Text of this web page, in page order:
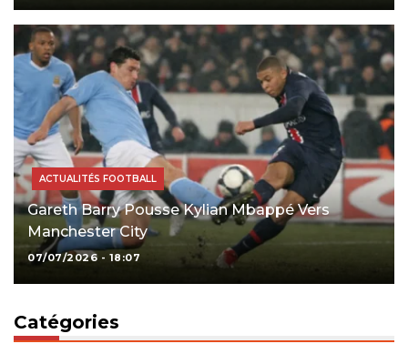
ACTUALITÉS FOOTBALL
Gareth Barry Pousse Kylian Mbappé Vers
Manchester City
07/07/2026 - 18:07
Catégories